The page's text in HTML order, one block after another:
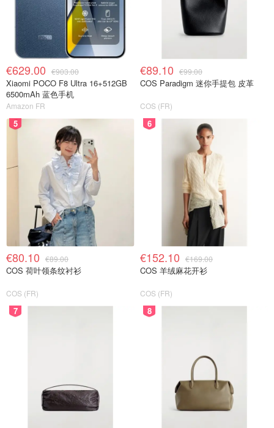
€629.00 €903.00
Xiaomi POCO F8 Ultra 16+512GB
6500mAh 蓝色手机
Amazon FR
€89.10 €99.00
COS Paradigm 迷你手提包 皮革
COS (FR)
5
€80.10 €89.00
COS 荷叶领条纹衬衫
COS (FR)
6
€152.10 €169.00
COS 羊绒麻花开衫
COS (FR)
7 8